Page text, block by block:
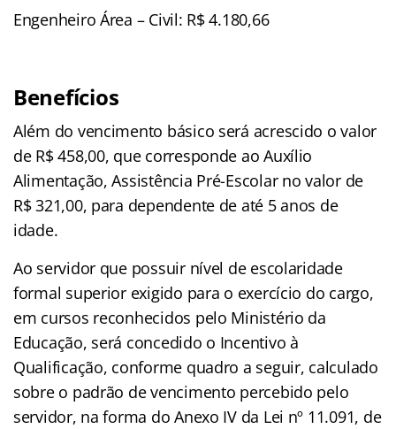
Engenheiro Área – Civil: R$ 4.180,66
Benefícios
Além do vencimento básico será acrescido o valor
de R$ 458,00, que corresponde ao Auxílio
Alimentação, Assistência Pré-Escolar no valor de
R$ 321,00, para dependente de até 5 anos de
idade.
Ao servidor que possuir nível de escolaridade
formal superior exigido para o exercício do cargo,
em cursos reconhecidos pelo Ministério da
Educação, será concedido o Incentivo à
Qualificação, conforme quadro a seguir, calculado
sobre o padrão de vencimento percebido pelo
servidor, na forma do Anexo IV da Lei nº 11.091, de